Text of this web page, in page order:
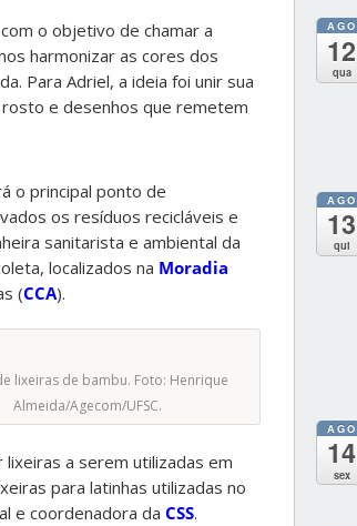
o objetivo de chamar a
harmonizar as cores dos
Para Adriel, a ideia foi unir sua
e desenhos que remetem
o principal ponto de
os resíduos recicláveis e
sanitarista e ambiental da
localizados na Moradia
(CCA).
lixeiras de bambu. Foto: Henrique
Almeida/Agecom/UFSC.
lixeiras a serem utilizadas em
para latinhas utilizadas no
e coordenadora da CSS.
AGO
12
qua
AGO
13
qui
AGO
14
sex